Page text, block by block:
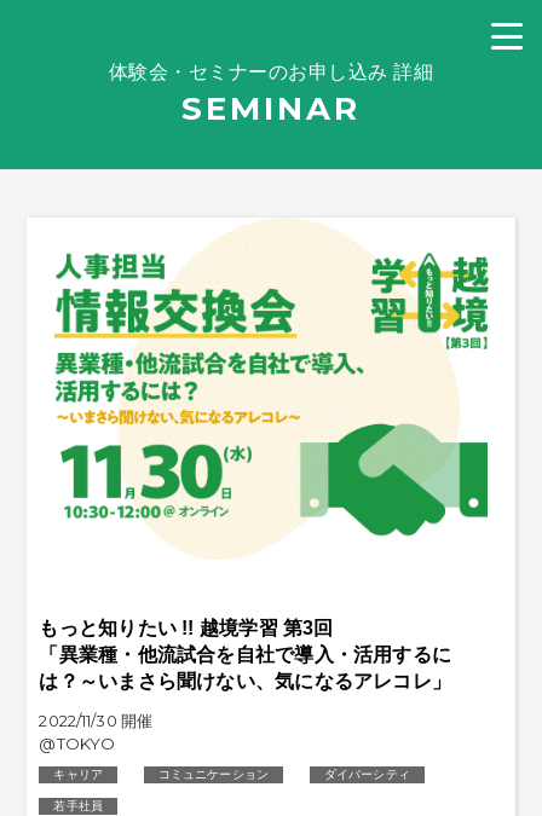
体験会・セミナーのお申し込み 詳細
SEMINAR
もっと知りたい !! 越境学習 第3回
「異業種・他流試合を自社で導入・活用するに
は？～いまさら聞けない、気になるアレコレ」
2022/11/30 開催
@TOKYO
キャリア コミュニケーション ダイバーシティ
若手社員